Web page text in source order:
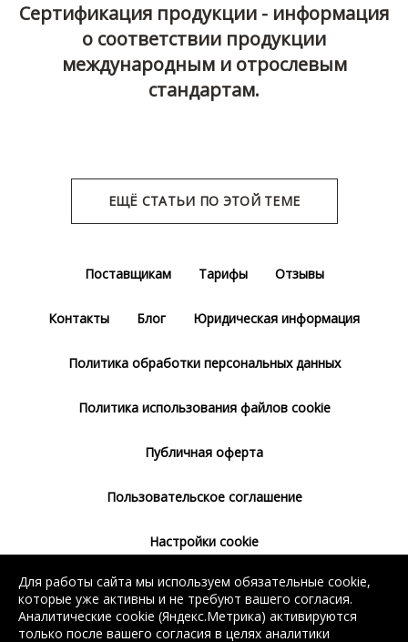
Сертификация продукции - информация
о соответствии продукции
международным и отрослевым
стандартам.
ЕЩЁ СТАТЬИ ПО ЭТОЙ ТЕМЕ
Поставщикам Тарифы Отзывы
Контакты Блог Юридическая информация
Политика обработки персональных данных
Политика использования файлов cookie
Публичная оферта
Пользовательское соглашение
Настройки cookie
Согласие на использование сервиса
Яндекс.Метрика
Для работы сайта мы используем обязательные cookie,
которые уже активны и не требуют вашего согласия.
Аналитические cookie (Яндекс.Метрика) активируются
только после вашего согласия в целях аналитики